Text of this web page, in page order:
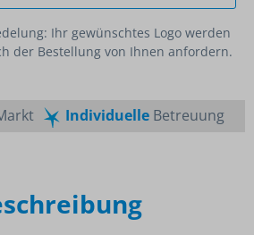
Ihr gewünschtes Logo werden
der Bestellung von Ihnen anfordern.
IndividuelleBetreuung